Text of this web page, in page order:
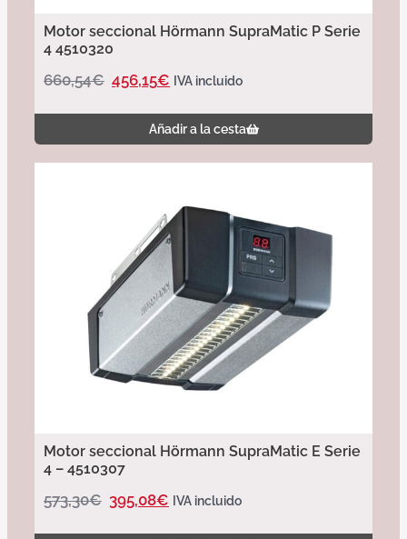
Motor seccional Hörmann SupraMatic P Serie
4 4510320
660,54€ 456,15€ IVA incluido
Añadir a la cesta
Motor seccional Hörmann SupraMatic E Serie
4 – 4510307
573,30€ 395,08€ IVA incluido